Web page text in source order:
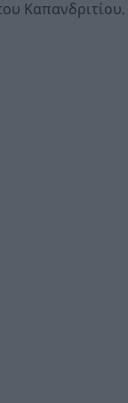
Καπανδριτίου.